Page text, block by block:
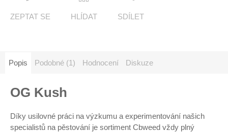
ZEPTAT SE HLÍDAT SDÍLET
Popis Podobné (1) Hodnocení Diskuze
OG Kush
Díky usilovné práci na výzkumu a experimentování našich
specialistů na pěstování je sortiment Cbweed vždy plný